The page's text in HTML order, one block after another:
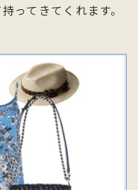
ってきてくれます。